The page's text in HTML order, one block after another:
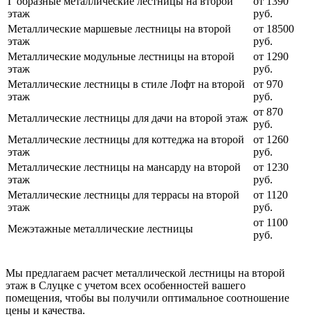
этаж
руб.
Металлические маршевые лестницы на второй
этаж
от 18500
руб.
Металлические модульные лестницы на второй
этаж
от 1290
руб.
Металлические лестницы в стиле Лофт на второй
этаж
от 970
руб.
Металлические лестницы для дачи на второй этаж
от 870
руб.
Металлические лестницы для коттеджа на второй
этаж
от 1260
руб.
Металлические лестницы на мансарду на второй
этаж
от 1230
руб.
Металлические лестницы для террасы на второй
этаж
от 1120
руб.
Межэтажные металлические лестницы
от 1100
руб.
Мы предлагаем расчет металлической лестницы на второй
этаж в Слуцке с учетом всех особенностей вашего
помещения, чтобы вы получили оптимальное соотношение
цены и качества.